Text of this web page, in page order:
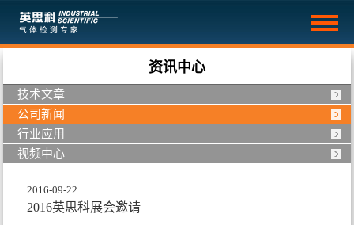
资讯中心
技术文章
公司新闻
行业应用
视频中心
2016-09-22
2016英思科展会邀请